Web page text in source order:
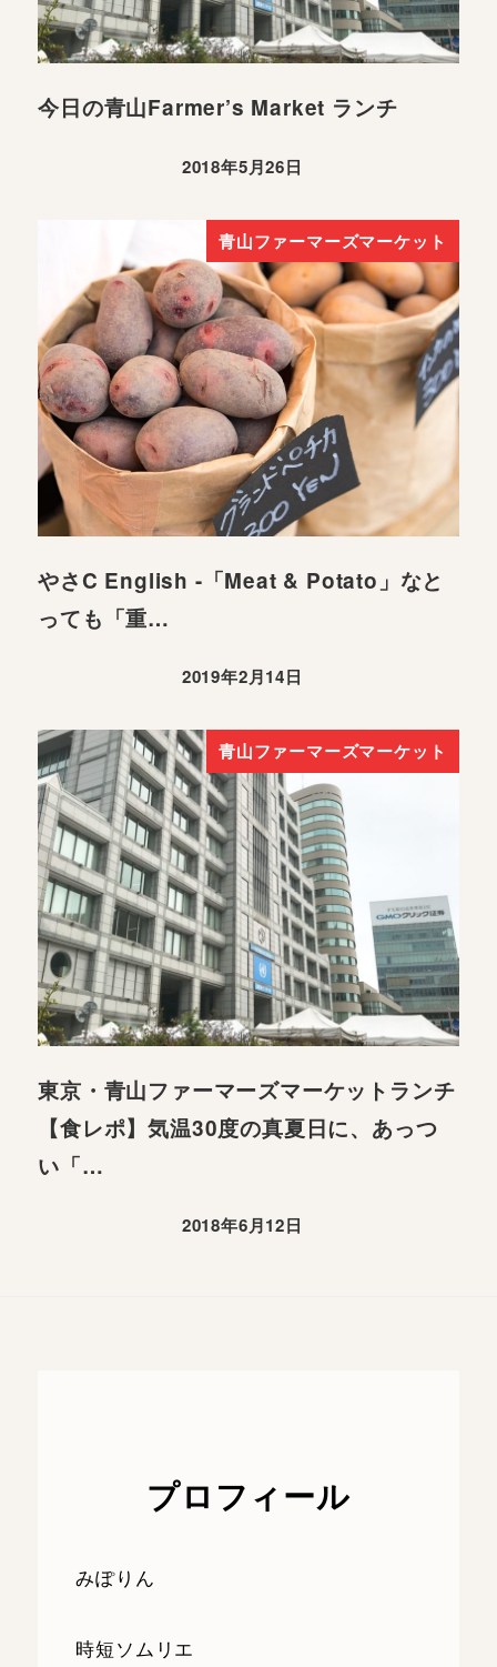
今日の青山Farmer’s Market ランチ
2018年5月26日
青山ファーマーズマーケット
やさC English -「Meat & Potato」なと
っても「重…
2019年2月14日
青山ファーマーズマーケット
東京・青山ファーマーズマーケットランチ
【食レポ】気温30度の真夏日に、あっつ
い「…
2018年6月12日
プロフィール
みぽりん
時短ソムリエ